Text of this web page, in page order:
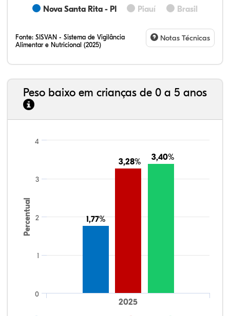
Nova Santa Rita - PI Piauí Brasil
Fonte: SISVAN - Sistema de Vigilância
Alimentar e Nutricional (2025)
Notas Técnicas
Peso baixo em crianças de 0 a 5 anos
Percentual 1,77%
1,77%
3,28%
3,28% 3,40%
3,40%
2025
0
1
2
3
4